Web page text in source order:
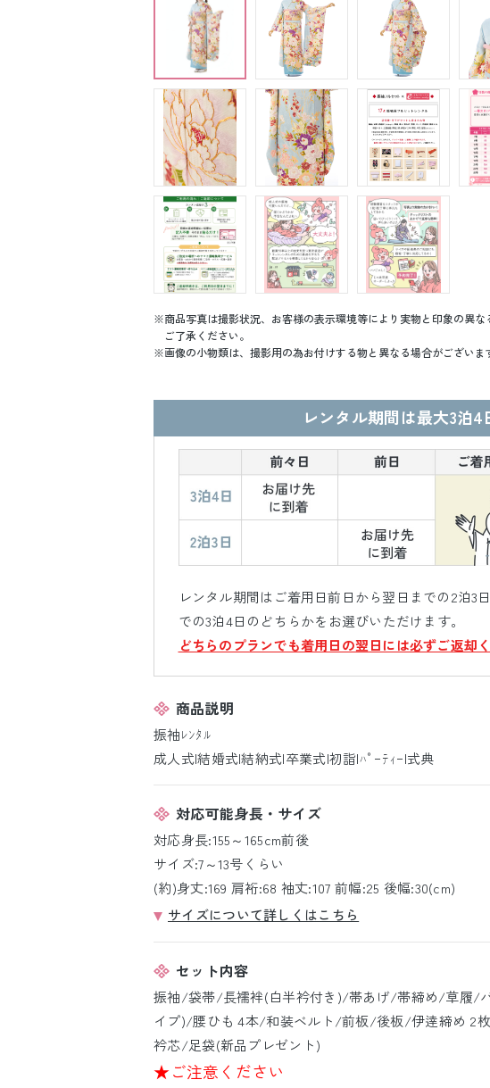
商品写真は撮影状況、お客様の表示環境等により実物と印象の異
ご了承ください。
画像の小物類は、撮影用の為お付けする物と異なる場合がございま
レンタル期間は最大3泊4
レンタル期間はご着用日前日から翌日までの2泊3
での3泊4日のどちらかをお選びいただけます。
どちらのプランでも着用日の翌日には必ずご返却く
商品説明
振袖ﾚﾝﾀﾙ
成人式|結婚式|結納式|卒業式|初詣|ﾊﾟｰﾃｨｰ|式典
対応可能身長・サイズ
対応身長:155～165cm前後
サイズ:7～13号くらい
(約)身丈:169 肩裄:68 袖丈:107 前幅:25 後幅:30(cm)
サイズについて詳しくはこちら
セット内容
振袖/袋帯/長襦袢(白半衿付き)/帯あげ/帯締め/草履/
イプ)/腰ひも 4本/和装ベルト/前板/後板/伊逹締め 2
衿芯/足袋(新品プレゼント)
★ご注意ください